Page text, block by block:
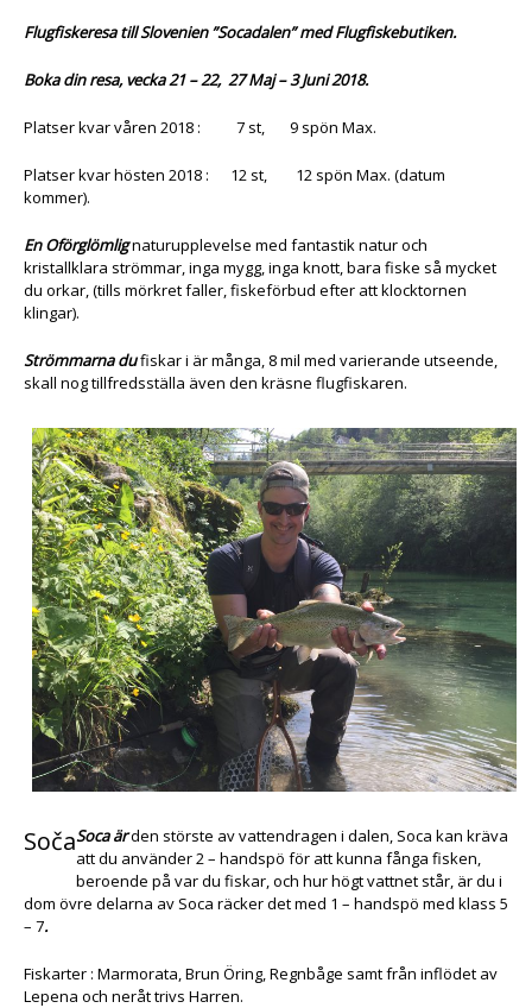
Flugfiskeresa till Slovenien ”Socadalen” med Flugfiskebutiken.
Boka din resa, vecka 21 – 22, 27 Maj – 3 Juni 2018.
Platser kvar våren 2018 : 7 st, 9 spön Max.
Platser kvar hösten 2018 : 12 st, 12 spön Max. (datum
kommer).
En Oförglömlignaturupplevelse med fantastik natur och
kristallklara strömmar, inga mygg, inga knott, bara fiske så mycket
du orkar, (tills mörkret faller, fiskeförbud efter att klocktornen
klingar).
Strömmarna dufiskar i är många, 8 mil med varierande utseende,
skall nog tillfredsställa även den kräsne flugfiskaren.
SočaSoca ärden störste av vattendragen i dalen, Soca kan kräva
att du använder 2 – handspö för att kunna fånga fisken,
beroende på var du fiskar, och hur högt vattnet står, är du i
dom övre delarna av Soca räcker det med 1 – handspö med klass 5
– 7.
Fiskarter : Marmorata, Brun Öring, Regnbåge samt från inflödet av
Lepena och neråt trivs Harren.